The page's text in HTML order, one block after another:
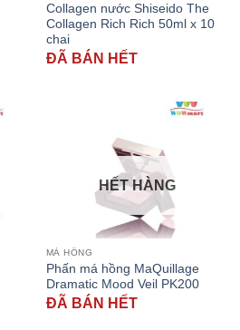
Collagen nước Shiseido The
Collagen Rich Rich 50ml x 10
chai
ĐÃ BÁN HẾT
HẾT HÀNG
MÁ HỒNG
Phấn má hồng MaQuillage
Dramatic Mood Veil PK200
ĐÃ BÁN HẾT